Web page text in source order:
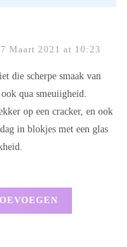
Maart 2021 at 10:23
die scherpe smaak van
qua smeuiigheid.
op een cracker, en ook
in blokjes met een glas